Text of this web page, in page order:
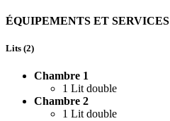
ÉQUIPEMENTS ET SERVICES
Lits (2)
Chambre 1
1 Lit double
Chambre 2
1 Lit double